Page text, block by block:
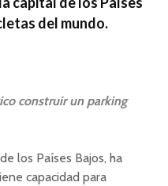
del mundo.
construir un parking
los Países Bajos, ha
capacidad para